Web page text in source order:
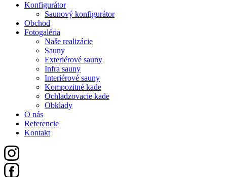
Konfigurátor
Saunový konfigurátor
Obchod
Fotogaléria
Naše realizácie
Sauny
Exteriérové sauny
Infra sauny
Interiérové sauny
Kompozitné kade
Ochladzovacie kade
Obklady
O nás
Referencie
Kontakt